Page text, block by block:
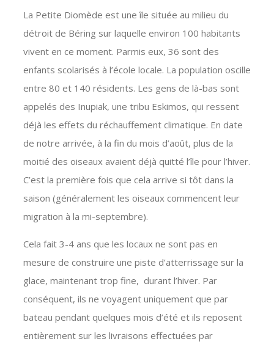
La Petite Diomède est une île située au milieu du
détroit de Béring sur laquelle environ 100 habitants
vivent en ce moment. Parmis eux, 36 sont des
enfants scolarisés à l’école locale. La population oscille
entre 80 et 140 résidents. Les gens de là-bas sont
appelés des Inupiak, une tribu Eskimos, qui ressent
déjà les effets du réchauffement climatique. En date
de notre arrivée, à la fin du mois d’août, plus de la
moitié des oiseaux avaient déjà quitté l’île pour l’hiver.
C’est la première fois que cela arrive si tôt dans la
saison (généralement les oiseaux commencent leur
migration à la mi-septembre).
Cela fait 3-4 ans que les locaux ne sont pas en
mesure de construire une piste d’atterrissage sur la
glace, maintenant trop fine, durant l’hiver. Par
conséquent, ils ne voyagent uniquement que par
bateau pendant quelques mois d’été et ils reposent
entièrement sur les livraisons effectuées par